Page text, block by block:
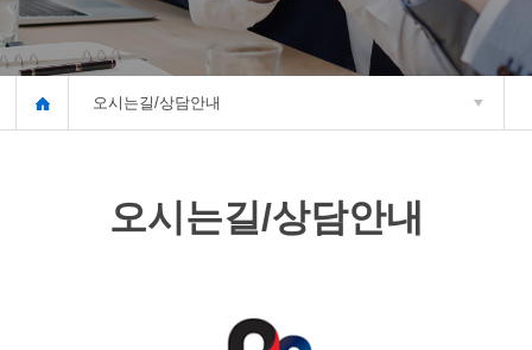
오시는길/상담안내
오시는길/상담안내